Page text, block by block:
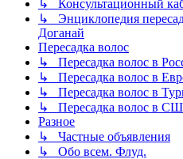
↳ Консультационный
↳ Энциклопедия
Доганай
Пересадка волос
↳ Пересадка волос в
↳ Пересадка волос в
↳ Пересадка волос в
↳ Пересадка волос в
Разное
↳ Частные объявления
↳ Обо всем. Флуд.